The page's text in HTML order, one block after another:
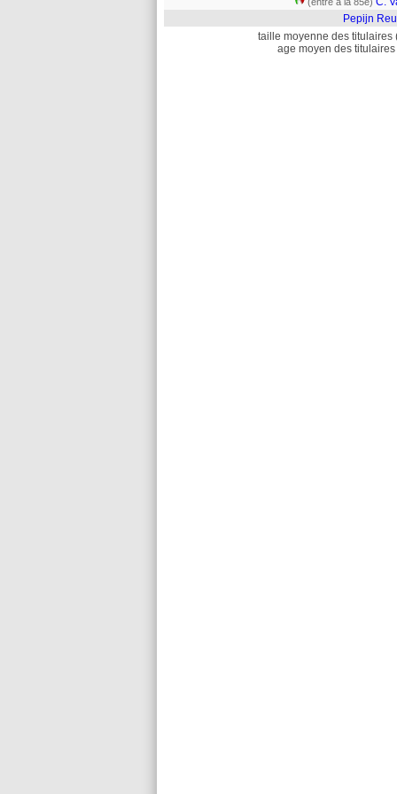
Pepijn
taille moyenne des titulaires
age moyen des titulaires